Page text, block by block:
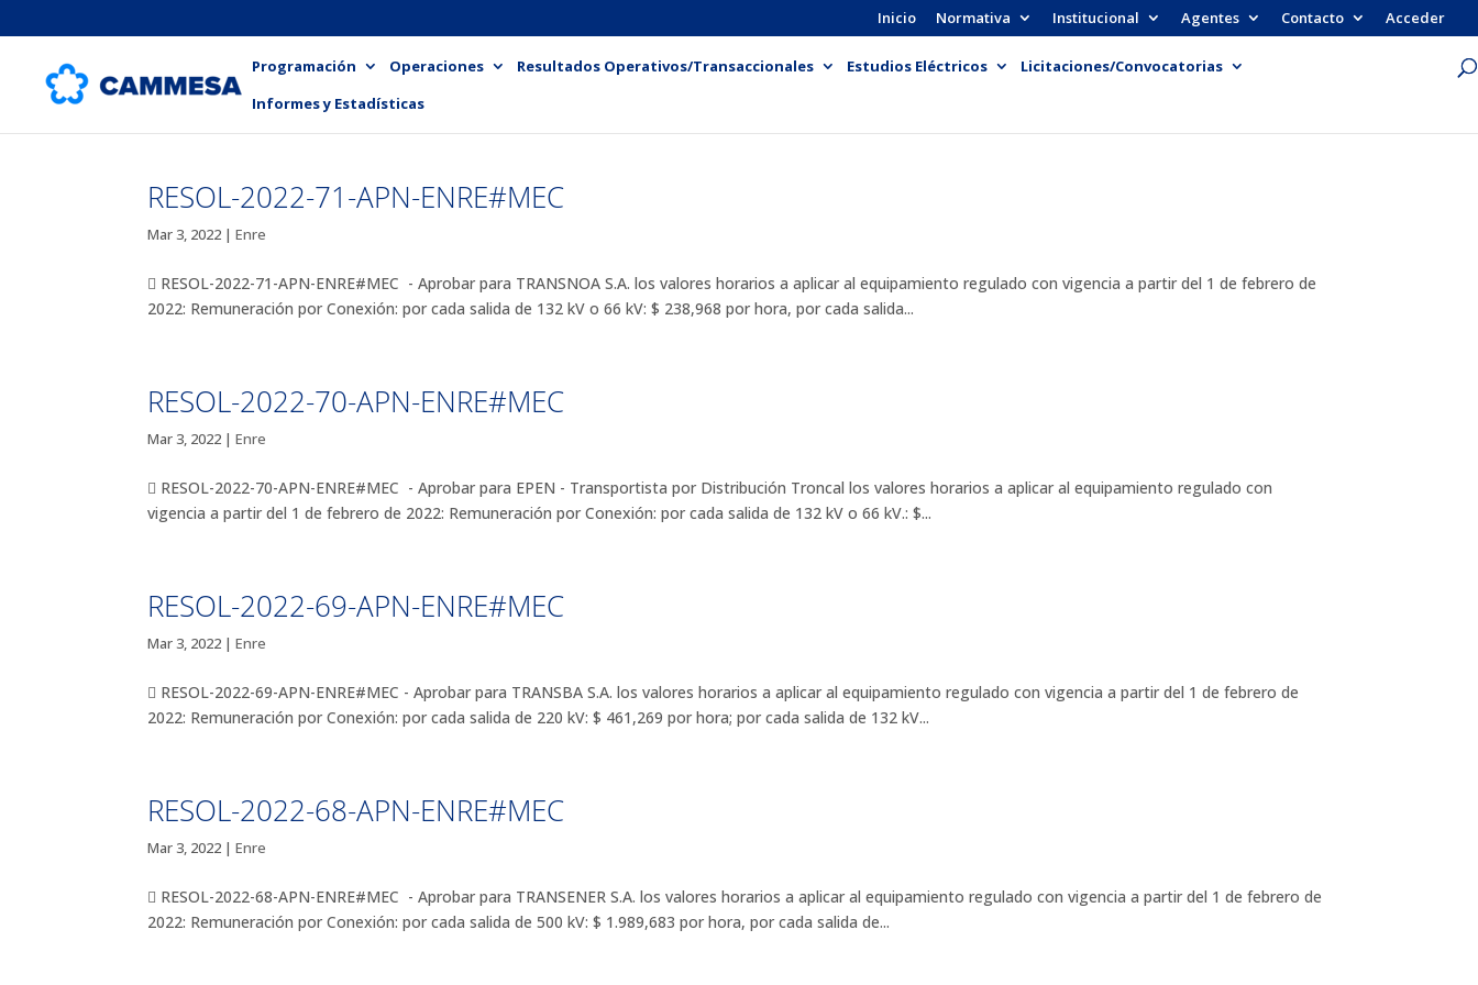
Inicio Normativa Institucional Agentes Contacto Acceder
Programación Operaciones Resultados Operativos/Transaccionales Estudios Eléctricos
Licitaciones/Convocatorias
Informes y Estadísticas
RESOL-2022-71-APN-ENRE#MEC
Mar 3, 2022 |Enre
 RESOL-2022-71-APN-ENRE#MEC - Aprobar para TRANSNOA S.A. los valores horarios a aplicar al equipamiento regulado con vigencia a partir del 1 de febrero de
2022: Remuneración por Conexión: por cada salida de 132 kV o 66 kV: $ 238,968 por hora, por cada salida...
RESOL-2022-70-APN-ENRE#MEC
Mar 3, 2022 |Enre
 RESOL-2022-70-APN-ENRE#MEC - Aprobar para EPEN - Transportista por Distribución Troncal los valores horarios a aplicar al equipamiento regulado con
vigencia a partir del 1 de febrero de 2022: Remuneración por Conexión: por cada salida de 132 kV o 66 kV.: $...
RESOL-2022-69-APN-ENRE#MEC
Mar 3, 2022 |Enre
 RESOL-2022-69-APN-ENRE#MEC - Aprobar para TRANSBA S.A. los valores horarios a aplicar al equipamiento regulado con vigencia a partir del 1 de febrero de
2022: Remuneración por Conexión: por cada salida de 220 kV: $ 461,269 por hora; por cada salida de 132 kV...
RESOL-2022-68-APN-ENRE#MEC
Mar 3, 2022 |Enre
 RESOL-2022-68-APN-ENRE#MEC - Aprobar para TRANSENER S.A. los valores horarios a aplicar al equipamiento regulado con vigencia a partir del 1 de febrero de
2022: Remuneración por Conexión: por cada salida de 500 kV: $ 1.989,683 por hora, por cada salida de...